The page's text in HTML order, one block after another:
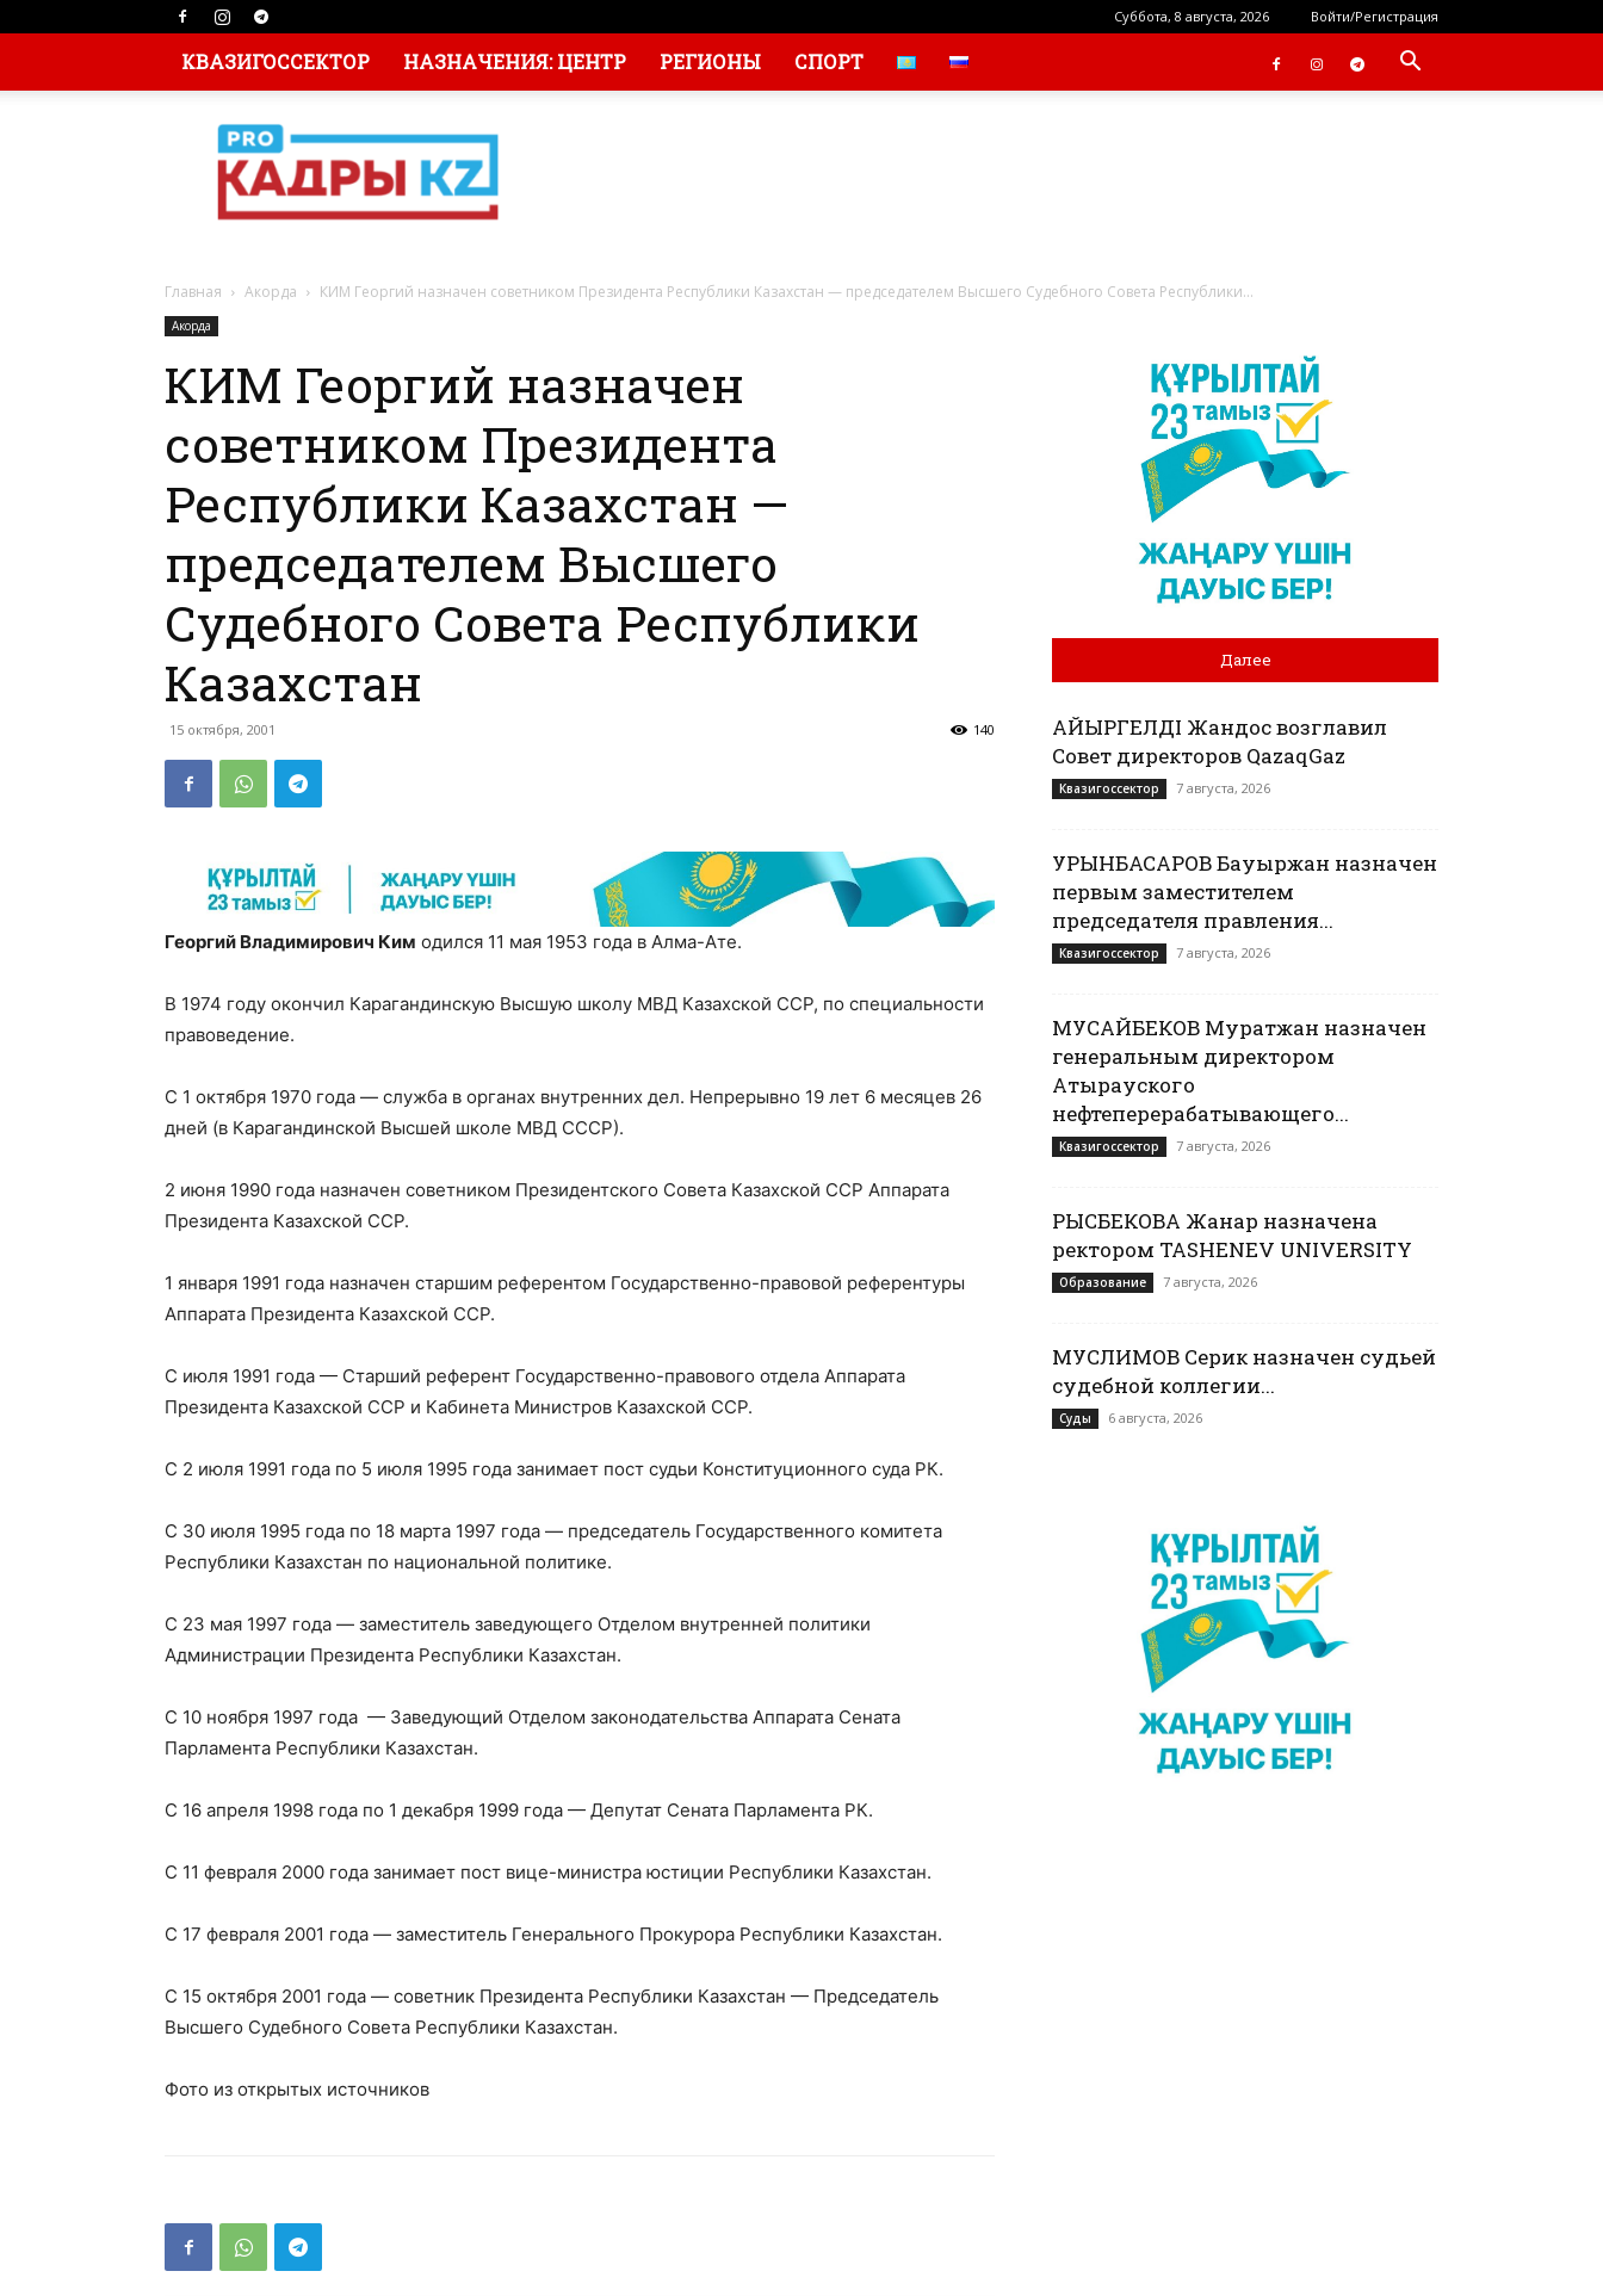
Суббота, 8 августа, 2026 Войти/Регистрация
КВАЗИГОССЕКТОР НАЗНАЧЕНИЯ: ЦЕНТР РЕГИОНЫ СПОРТ
Главная Акорда КИМ Георгий назначен советником Президента Республики Казахстан — председателем Высшего Судебного Совета Республики...
Акорда
КИМ Георгий назначен
советником Президента
Республики Казахстан —
председателем Высшего
Судебного Совета Республики
Казахстан
15 октября, 2001 140
Георгий Владимирович Ким одился 11 мая 1953 года в Алма-Ате.
В 1974 году окончил Карагандинскую Высшую школу МВД Казахской ССР, по специальности
правоведение.
С 1 октября 1970 года — служба в органах внутренних дел. Непрерывно 19 лет 6 месяцев 26
дней (в Карагандинской Высшей школе МВД СССР).
2 июня 1990 года назначен советником Президентского Совета Казахской ССР Аппарата
Президента Казахской ССР.
1 января 1991 года назначен старшим референтом Государственно-правовой референтуры
Аппарата Президента Казахской ССР.
С июля 1991 года — Старший референт Государственно-правового отдела Аппарата
Президента Казахской ССР и Кабинета Министров Казахской ССР.
С 2 июля 1991 года по 5 июля 1995 года занимает пост судьи Конституционного суда РК.
С 30 июля 1995 года по 18 марта 1997 года — председатель Государственного комитета
Республики Казахстан по национальной политике.
С 23 мая 1997 года — заместитель заведующего Отделом внутренней политики
Администрации Президента Республики Казахстан.
С 10 ноября 1997 года — Заведующий Отделом законодательства Аппарата Сената
Парламента Республики Казахстан.
С 16 апреля 1998 года по 1 декабря 1999 года — Депутат Сената Парламента РК.
С 11 февраля 2000 года занимает пост вице-министра юстиции Республики Казахстан.
С 17 февраля 2001 года — заместитель Генерального Прокурора Республики Казахстан.
С 15 октября 2001 года — советник Президента Республики Казахстан — Председатель
Высшего Судебного Совета Республики Казахстан.
Фото из открытых источников
Далее
ҚАЙЫРГЕЛДІ Жандос возглавил
Совет директоров QazaqGaz
Квазигоссектор 7 августа, 2026
УРЫНБАСАРОВ Бауыржан назначен
первым заместителем
председателя правления...
Квазигоссектор 7 августа, 2026
МУСАЙБЕКОВ Муратжан назначен
генеральным директором
Атырауского
нефтеперерабатывающего...
Квазигоссектор 7 августа, 2026
РЫСБЕКОВА Жанар назначена
ректором TASHENEV UNIVERSITY
Образование 7 августа, 2026
МУСЛИМОВ Серик назначен судьей
судебной коллегии...
Суды 6 августа, 2026